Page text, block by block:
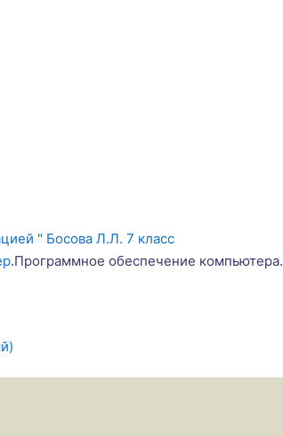
" Босова Л.Л. 7 класс
.Программное обеспечение компьютера.